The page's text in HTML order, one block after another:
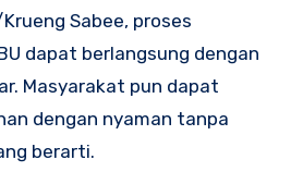
Sabee, proses
dapat berlangsung dengan
Masyarakat pun dapat
dengan nyaman tanpa
berarti.